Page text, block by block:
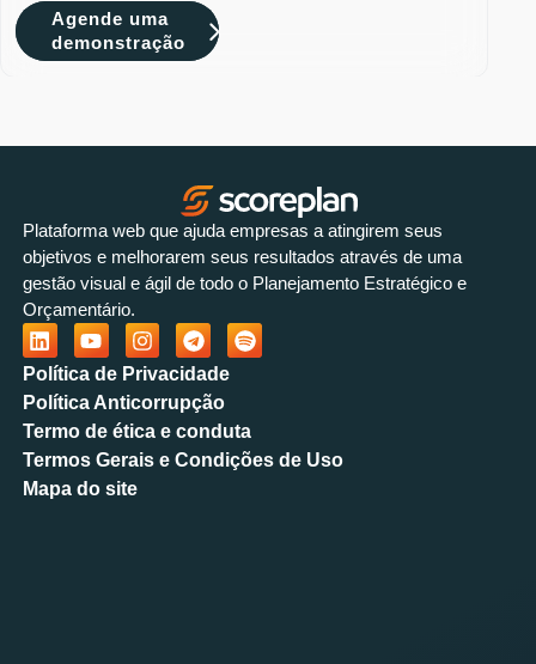
Agende uma
demonstração
Plataforma web que ajuda empresas a atingirem seus
objetivos e melhorarem seus resultados através de uma
gestão visual e ágil de todo o Planejamento Estratégico e
Orçamentário.
Política de Privacidade
Política Anticorrupção
Termo de ética e conduta
Termos Gerais e Condições de Uso
Mapa do site